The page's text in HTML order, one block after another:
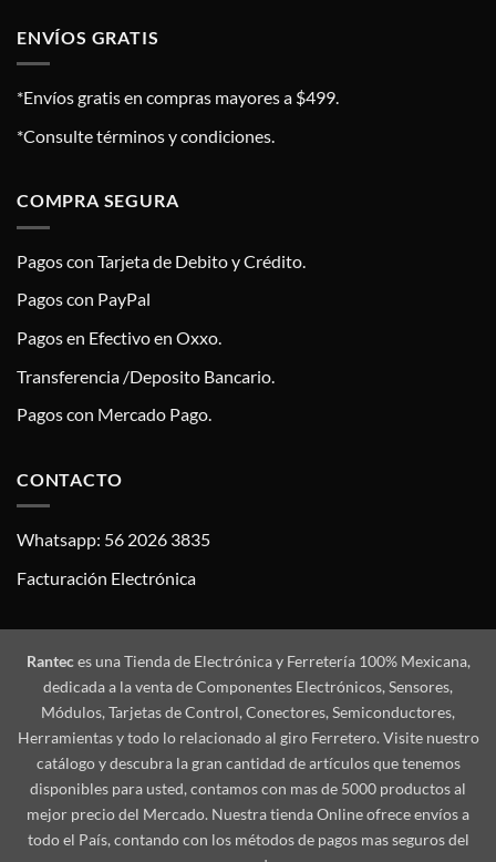
ENVÍOS GRATIS
*Envíos gratis en compras mayores a $499.
*Consulte términos y condiciones.
COMPRA SEGURA
Pagos con Tarjeta de Debito y Crédito.
Pagos con PayPal
Pagos en Efectivo en Oxxo.
Transferencia /Deposito Bancario.
Pagos con Mercado Pago.
CONTACTO
Whatsapp: 56 2026 3835
Facturación Electrónica
Ranteces una Tienda de Electrónica y Ferretería 100% Mexicana,
dedicada a la venta de Componentes Electrónicos, Sensores,
Módulos, Tarjetas de Control, Conectores, Semiconductores,
Herramientas y todo lo relacionado al giro Ferretero. Visite nuestro
catálogo y descubra la gran cantidad de artículos que tenemos
disponibles para usted, contamos con mas de 5000 productos al
mejor precio del Mercado. Nuestra tienda Online ofrece envíos a
todo el País, contando con los métodos de pagos mas seguros del